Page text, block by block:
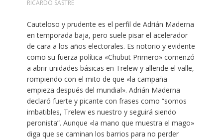
RICARDO SASTRE
Cauteloso y prudente es el perfil de Adrián Maderna
en temporada baja, pero suele pisar el acelerador
de cara a los años electorales. Es notorio y evidente
como su fuerza política «Chubut Primero» comenzó
a abrir unidades básicas en Trelew y allende el valle,
rompiendo con el mito de que «la campaña
empieza después del mundial». Adrián Maderna
declaró fuerte y picante con frases como “somos
imbatibles, Trelew es nuestro y seguirá siendo
peronista”. Aunque «la mano que muestra el mago»
diga que se caminan los barrios para no perder